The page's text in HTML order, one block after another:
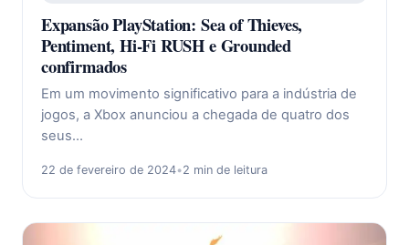
Expansão PlayStation: Sea of Thieves,
Pentiment, Hi-Fi RUSH e Grounded
confirmados
Em um movimento significativo para a indústria de
jogos, a Xbox anunciou a chegada de quatro dos
seus…
22 de fevereiro de 2024•2 min de leitura